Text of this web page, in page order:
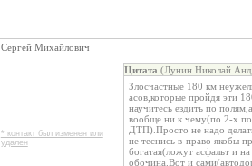
Сергей Михайлович
* контакт был изменен или
удален
Цитата (Лунин Николай
Злосчастные 180 км
асов,которые пройдя эти
научитесь ездить по
вообще ни к чему(по 2-х
ДТП).Просто не надо
не теснись в-право якобы
богатая(ложут асфальт и
обочина.Вот и